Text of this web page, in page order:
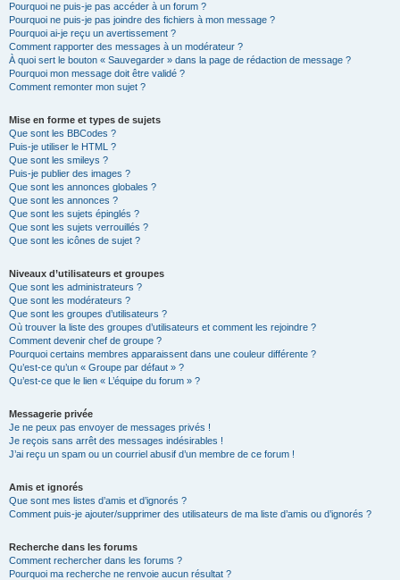
Pourquoi ne puis-je pas accéder à un forum ?
Pourquoi ne puis-je pas joindre des fichiers à mon message ?
Pourquoi ai-je reçu un avertissement ?
Comment rapporter des messages à un modérateur ?
À quoi sert le bouton « Sauvegarder » dans la page de rédaction de message ?
Pourquoi mon message doit être validé ?
Comment remonter mon sujet ?
Mise en forme et types de sujets
Que sont les BBCodes ?
Puis-je utiliser le HTML ?
Que sont les smileys ?
Puis-je publier des images ?
Que sont les annonces globales ?
Que sont les annonces ?
Que sont les sujets épinglés ?
Que sont les sujets verrouillés ?
Que sont les icônes de sujet ?
Niveaux d’utilisateurs et groupes
Que sont les administrateurs ?
Que sont les modérateurs ?
Que sont les groupes d’utilisateurs ?
Où trouver la liste des groupes d’utilisateurs et comment les rejoindre ?
Comment devenir chef de groupe ?
Pourquoi certains membres apparaissent dans une couleur différente ?
Qu’est-ce qu’un « Groupe par défaut » ?
Qu’est-ce que le lien « L’équipe du forum » ?
Messagerie privée
Je ne peux pas envoyer de messages privés !
Je reçois sans arrêt des messages indésirables !
J’ai reçu un spam ou un courriel abusif d’un membre de ce forum !
Amis et ignorés
Que sont mes listes d’amis et d’ignorés ?
Comment puis-je ajouter/supprimer des utilisateurs de ma liste d’amis ou d’ignorés ?
Recherche dans les forums
Comment rechercher dans les forums ?
Pourquoi ma recherche ne renvoie aucun résultat ?